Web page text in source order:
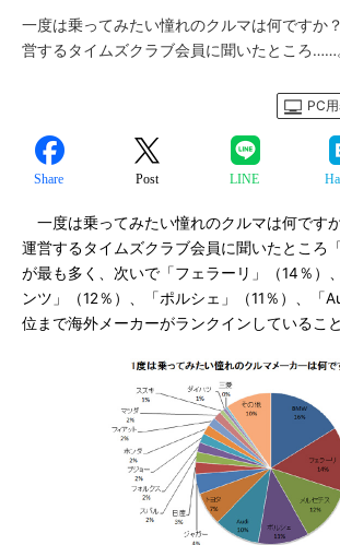
一度は乗ってみたい憧れのクルマは何です
営するタイムズクラブ会員に聞いたところ……
PC
Share Post LINE
一度は乗ってみたい憧れのクルマは何で
運営するタイムズクラブ会員に聞いたところ
が最も多く、次いで「フェラーリ」（14％）
ンツ」（12％）、「ポルシェ」（11％）、「
位まで海外メーカーがランクインしているこ